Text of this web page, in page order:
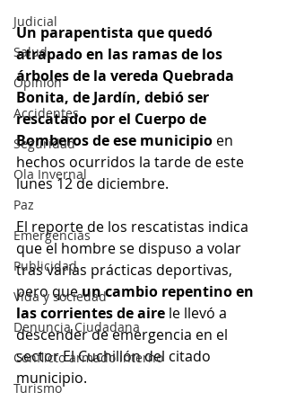
Judicial
Salud
Opinión
Accidentes
Seguridad
Ola Invernal
Paz
Emergencias
Publicidad
Vida y sociedad
Denuncia Ciudadana
Conflicto armado interno
Turismo
Un parapentista que quedó
atrapado en las ramas de los
árboles de la vereda Quebrada
Bonita, de Jardín, debió ser
rescatado por el Cuerpo de
Bomberos de ese municipio en
hechos ocurridos la tarde de este
lunes 12 de diciembre.
El reporte de los rescatistas indica
que el hombre se dispuso a volar
tras varias prácticas deportivas,
pero que un cambio repentino en
las corrientes de aire le llevó a
descender de emergencia en el
sector El Cuchillón del citado
municipio.